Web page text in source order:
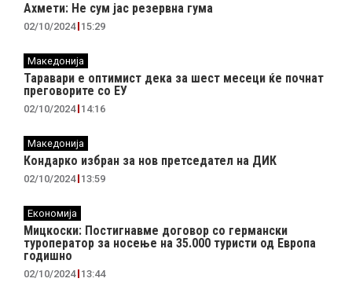
Ахмети: Не сум јас резервна гума
02/10/2024 15:29
Македонија
Таравари e oптимист дека за шест месеци ќе почнат
преговорите со ЕУ
02/10/2024 14:16
Македонија
Кондарко избран за нов претседател на ДИК
02/10/2024 13:59
Економија
Мицкоски: Постигнавме договор со германски
туроператор за носење на 35.000 туристи од Европа
годишно
02/10/2024 13:44